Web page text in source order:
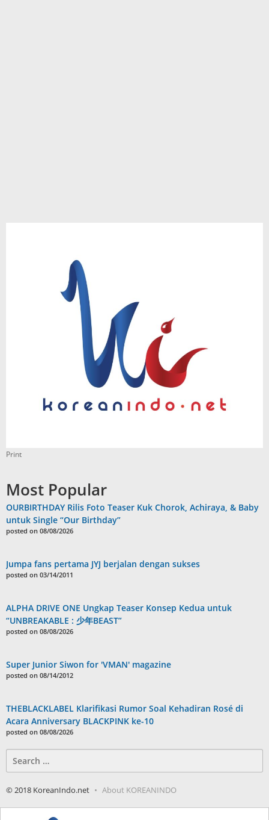
Print
Most Popular
OURBIRTHDAY Rilis Foto Teaser Kuk Chorok, Achiraya, & Baby
untuk Single “Our Birthday”
posted on 08/08/2026
Jumpa fans pertama JYJ berjalan dengan sukses
posted on 03/14/2011
ALPHA DRIVE ONE Ungkap Teaser Konsep Kedua untuk
“UNBREAKABLE : 少年BEAST”
posted on 08/08/2026
Super Junior Siwon for 'VMAN' magazine
posted on 08/14/2012
THEBLACKLABEL Klarifikasi Rumor Soal Kehadiran Rosé di
Acara Anniversary BLACKPINK ke-10
posted on 08/08/2026
for:
© 2018 KoreanIndo.net About KOREANINDO